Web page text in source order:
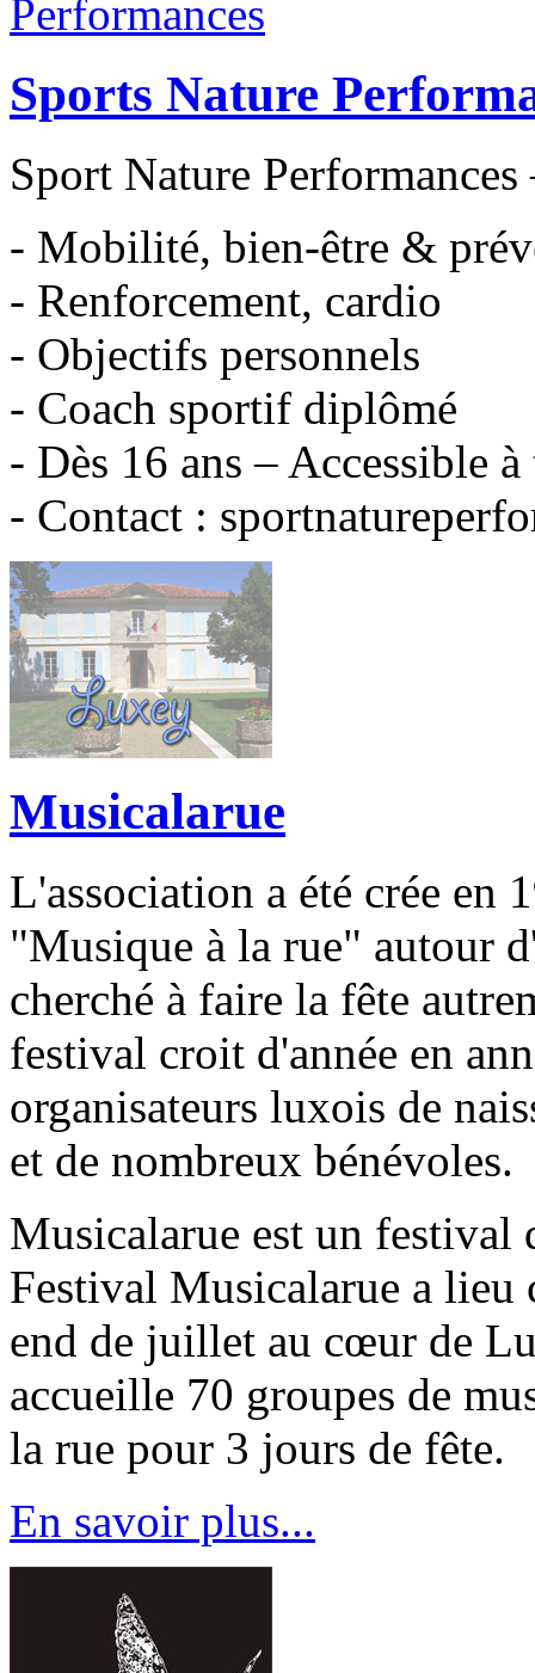
Sports Nature
Sport Nature
- Mobilité, bien-être &
- Renforcement, cardio
- Objectifs personnels
- Coach sportif diplômé
- Dès 16 ans – Accessible
- Contact :
Musicalarue
L'association a été crée en
"Musique à la rue" autour
cherché à faire la fête
festival croit d'année en
organisateurs luxois de
et de nombreux bénévoles.
Musicalarue est un festival
Festival Musicalarue a lieu
end de juillet au cœur de
accueille 70 groupes de
la rue pour 3 jours de fête.
En savoir plus...